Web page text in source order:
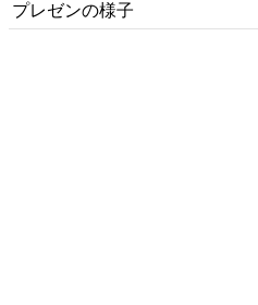
プレゼンの様子